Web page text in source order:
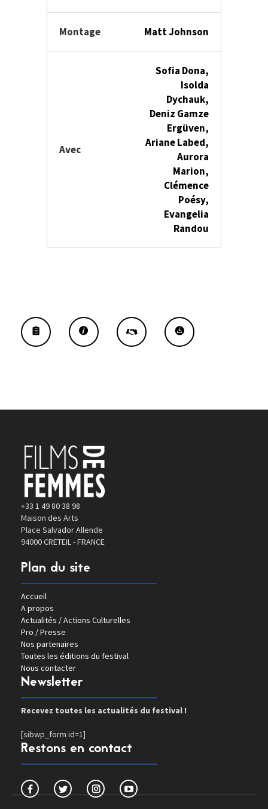
Montage Matt Johnson
Avec
Sofia Dona,
Isolda
Dychauk,
Deniz Gamze
Ergüven,
Ariane Labed,
Aurora
Marion,
Clémence
Poésy,
Evangelia
Randou
+33 1 49 80 38 98
Maison des Arts
Place Salvador Allende
94000 CRETEIL - FRANCE
Plan du site
Accueil
A propos
Actualités / Actions Culturelles
Pro / Presse
Nos partenaires
Toutes les éditions du festival
Nous contacter
Newsletter
Recevez toutes les actualités du festival !
[sibwp_form id=1]
Restons en contact